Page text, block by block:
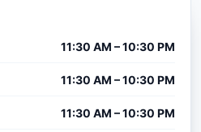
11:30 AM – 10:30 PM
11:30 AM – 10:30 PM
11:30 AM – 10:30 PM